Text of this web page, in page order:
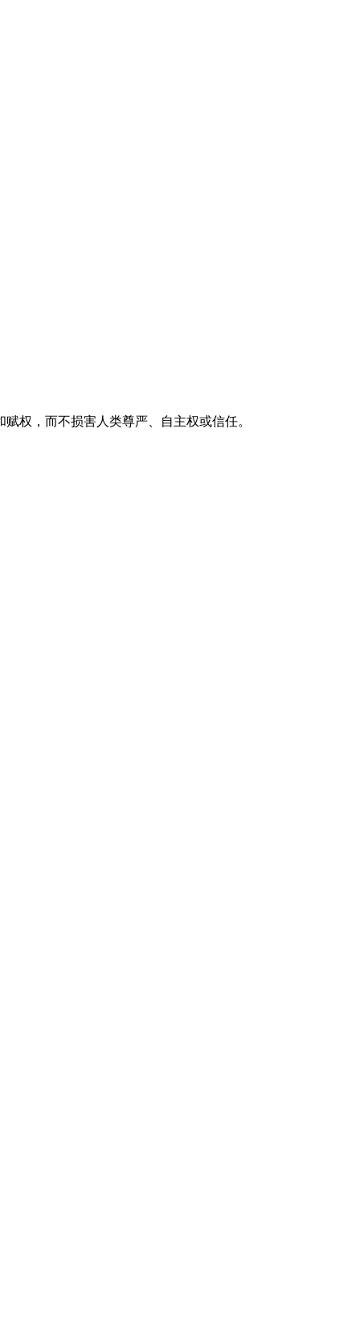
权，而不损害人类尊严、自主权或信任。